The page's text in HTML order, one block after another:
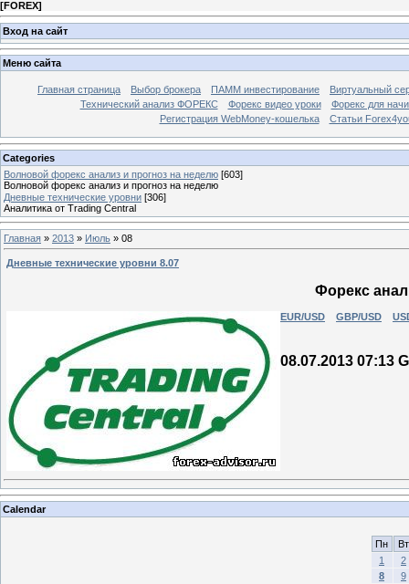
[FOREX]
Вход на сайт
Меню сайта
Главная страница Выбор брокера ПАММ инвестирование
Виртуальный
Технический анализ ФОРЕКС
Форекс видео уроки
Форекс для
Регистрация WebMoney-кошелька
Статьи
Categories
Волновой форекс анализ и прогноз на неделю [603]
Волновой форекс анализ и прогноз на неделю
Дневные технические уровни [306]
Аналитика от Trading Central
Главная » 2013 » Июль » 08
Дневные технические уровни 8.07
Форекс
EUR/USD GBP/USD
08.07.2013 07:13
Calendar
Пн
Вт
1
2
8
9